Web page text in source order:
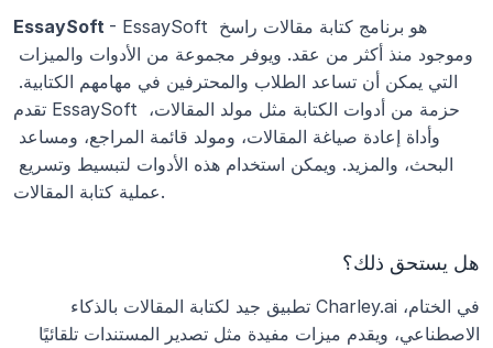
EssaySoft - EssaySoft هو برنامج كتابة مقالات راسخ
تقدم EssaySoft حزمة من أدوات الكتابة مثل مولد المقالات،
عملية كتابة المقالات.
هل يستحق ذلك؟